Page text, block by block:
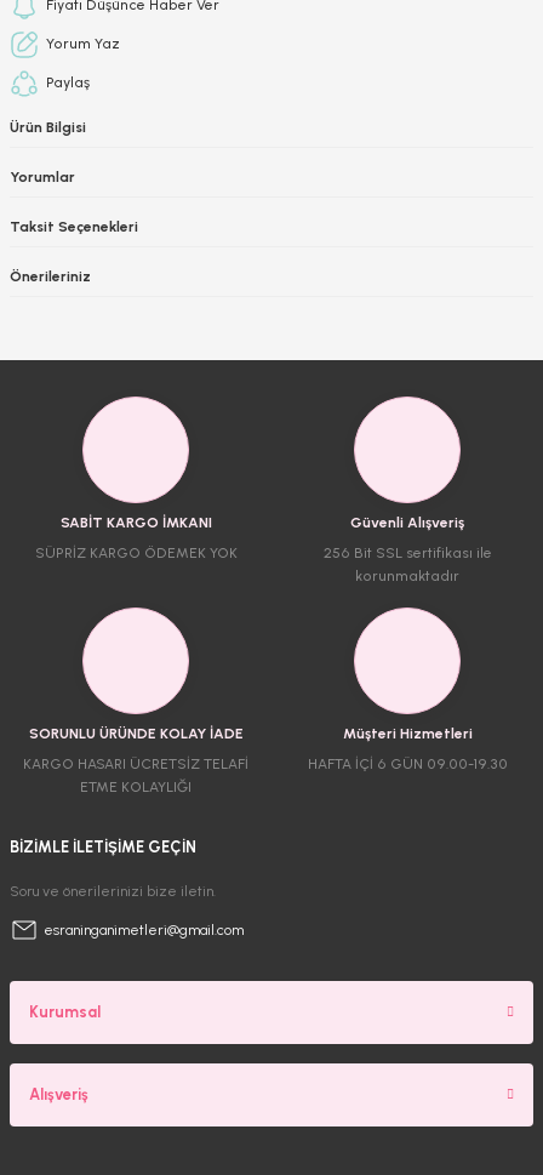
Fiyatı Düşünce Haber Ver
Yorum Yaz
Paylaş
Ürün Bilgisi
Yorumlar
Taksit Seçenekleri
Önerileriniz
SABİT KARGO İMKANI
SÜPRİZ KARGO ÖDEMEK YOK
Güvenli Alışveriş
256 Bit SSL sertifikası ile
korunmaktadır
SORUNLU ÜRÜNDE KOLAY İADE
KARGO HASARI ÜCRETSİZ TELAFİ
ETME KOLAYLIĞI
Müşteri Hizmetleri
HAFTA İÇİ 6 GÜN 09.00-19.30
BİZİMLE İLETİŞİME GEÇİN
Soru ve önerilerinizi bize iletin.
esraninganimetleri@gmail.com
Kurumsal
Alışveriş